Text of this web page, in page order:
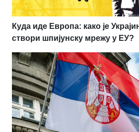
Куда иде Европа: како је
створи шпијунску мрежу у ЕУ?